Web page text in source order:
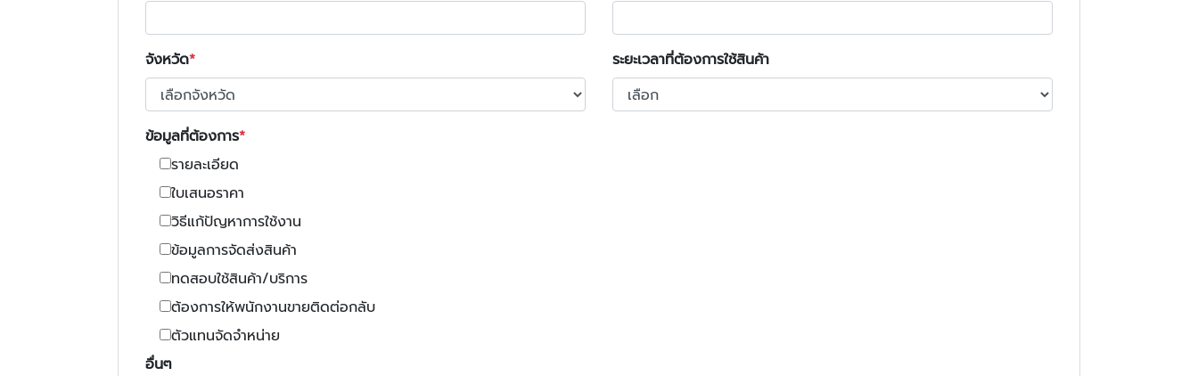
จังหวัด ระยะเวลาที่ต้องการใช้สินค้า
ข้อมูลที่ต้องการ
รายละเอียด
ใบเสนอราคา
วิธีแก้ปัญหาการใช้งาน
ข้อมูลการจัดส่งสินค้า
ทดสอบใช้สินค้า/บริการ
ต้องการให้พนักงานขายติดต่อกลับ
ตัวแทนจัดจำหน่าย
อื่นๆ